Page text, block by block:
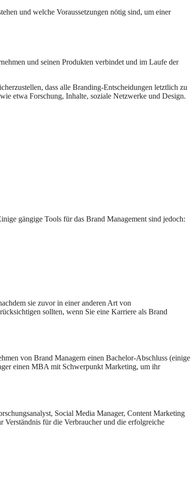
und welche Voraussetzungen nötig sind, um einer
und seinen Produkten verbindet und im Laufe der
dass alle Branding-Entscheidungen letztlich zu
etwa Forschung, Inhalte, soziale Netzwerke und Design.
gängige Tools für das Brand Management sind jedoch:
sie zuvor in einer anderen Art von
sollten, wenn Sie eine Karriere als Brand
von Brand Managern einen Bachelor-Abschluss (einige
einen MBA mit Schwerpunkt Marketing, um ihr
Social Media Manager, Content Marketing
für die Verbraucher und die erfolgreiche